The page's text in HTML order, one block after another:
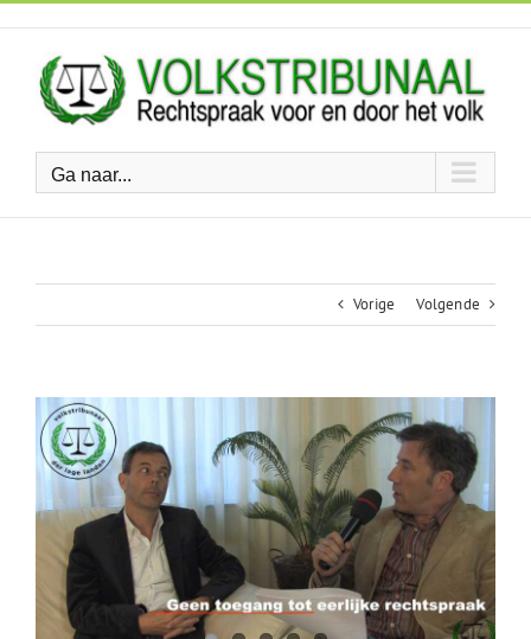
Ga
naar
Ga naar...
Vorige Volgende
Bekijk
grotere
afbeelding